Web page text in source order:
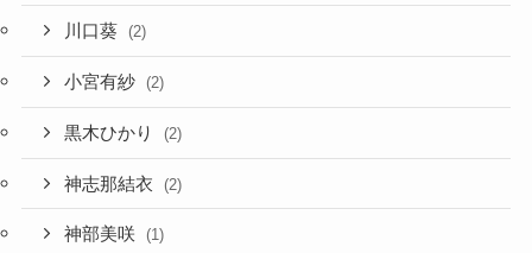
川口葵 (2)
小宮有紗 (2)
黒木ひかり (2)
神志那結衣 (2)
神部美咲 (1)